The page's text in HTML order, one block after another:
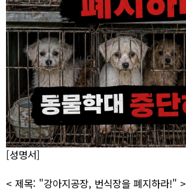
[성명서]
< 제목: "강아지공장, 번식장을 폐지하라!" >